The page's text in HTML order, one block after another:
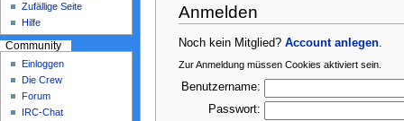
Anmelden
Noch kein Mitglied?Account anlegen
Zur Anmeldung müssen Cookies aktiviert sein.
Benutzername:
Passwort:
Zufällige Seite
Hilfe
Community
Einloggen
Die Crew
Forum
IRC-Chat